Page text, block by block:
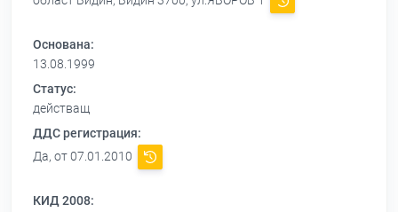
Основана:
13.08.1999
Статус:
действащ
ДДС регистрация:
Да, от 07.01.2010
КИД 2008: